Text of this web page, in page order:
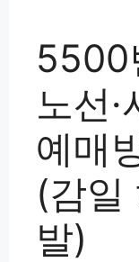
5500
노선·
예매
(감일
발)